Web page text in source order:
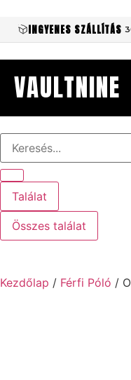
INGYENES SZÁLLÍTÁS
VAULTNINE
Találat
Összes találat
Kezdőlap / Férfi Póló /